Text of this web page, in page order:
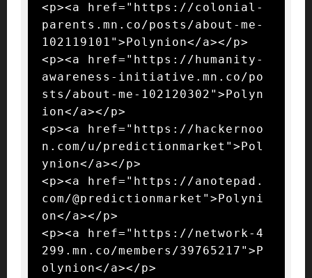
<p><a href="https://colonial-
parents.mn.co/posts/about-me-
102119101">Polynion</a></p>
<p><a href="https://humanity-
awareness-initiative.mn.co/po
sts/about-me-102120302">Polyn
ion</a></p>
<p><a href="https://hackernoo
n.com/u/predictionmarket">Pol
ynion</a></p>
<p><a href="https://anotepad.
com/@predictionmarket">Polyni
on</a></p>
<p><a href="https://network-4
299.mn.co/members/39765217">P
olynion</a></p>